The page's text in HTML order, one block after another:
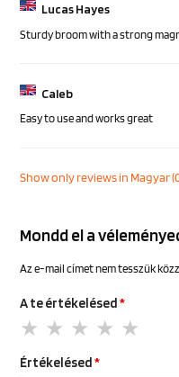
Lucas Hayes
Sturdy broom with a strong
Caleb
Easy to use and works great
Show only reviews in Magyar
Mondd el a
Az e-mail címet nem tesszük
A te értékelésed*
Értékelésed*